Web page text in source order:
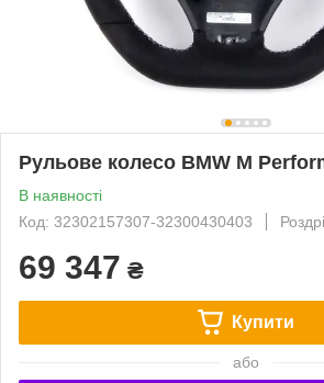
Рульове колесо BMW M
В наявності
Код: 32302157307-32300430403
69 347 ₴
Купити
або